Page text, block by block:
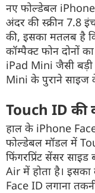
नए फोल्डेबल iPhone
अंदर की स्क्रीन 7.8
की, इसका मतलब है
कॉम्पैक्ट फोन दोनों का
iPad Mini जैसी बड़ी
Mini के पुराने साइज
Touch ID की
हाल के iPhone
फोल्डेबल मॉडल में
फिंगरप्रिंट सेंसर साइड
Air में होता है। इसका
Face ID लगाना